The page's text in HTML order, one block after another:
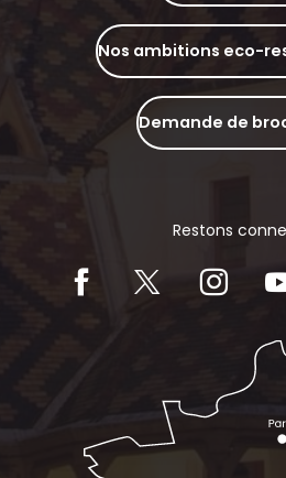
Nos ambitions eco-
Demande de
Restons